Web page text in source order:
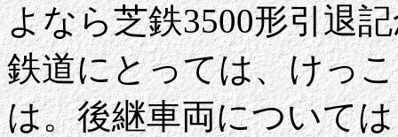
よなら芝鉄3500形引退
鉄道にとっては、けっ
は。後継車両について